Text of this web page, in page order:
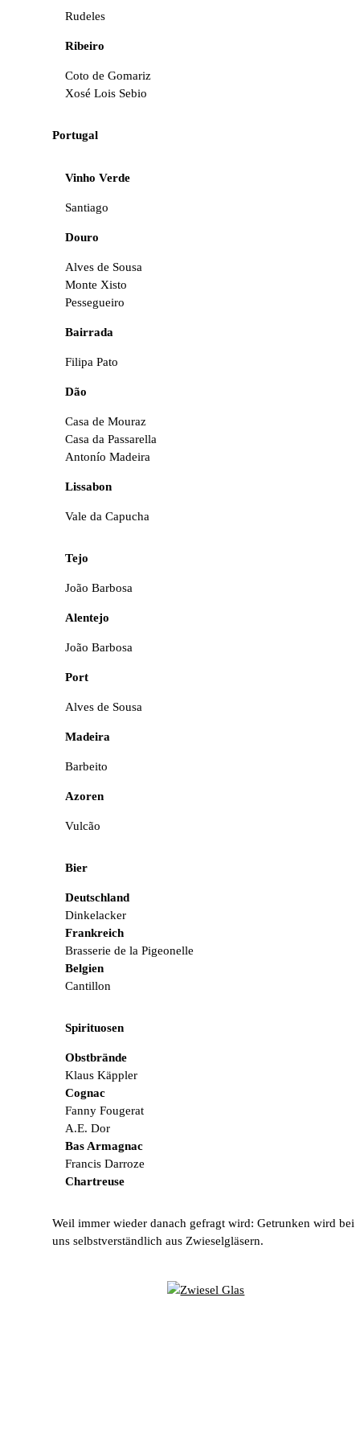
Rudeles
Ribeiro
Coto de Gomariz
Xosé Lois Sebio
Portugal
Vinho Verde
Santiago
Douro
Alves de Sousa
Monte Xisto
Pessegueiro
Bairrada
Filipa Pato
Dão
Casa de Mouraz
Casa da Passarella
Antonío Madeira
Lissabon
Vale da Capucha
Tejo
João Barbosa
Alentejo
João Barbosa
Port
Alves de Sousa
Madeira
Barbeito
Azoren
Vulcão
Bier
Deutschland
Dinkelacker
Frankreich
Brasserie de la Pigeonelle
Belgien
Cantillon
Spirituosen
Obstbrände
Klaus Käppler
Cognac
Fanny Fougerat
A.E. Dor
Bas Armagnac
Francis Darroze
Chartreuse
Weil immer wieder danach gefragt wird: Getrunken wird bei
uns selbstverständlich aus Zwieselgläsern.